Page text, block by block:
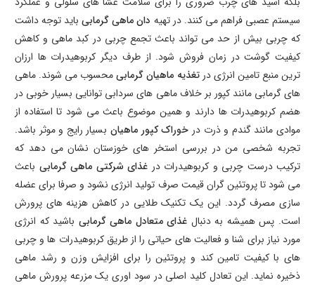
سیستم عصبی فراهم می کنند. در تهیه دان ماهی گرمابیباید توجه داشت
که چربی بیش از حد می تواند باعث تجمع چربی در کبد ماهی و کاهش
کیفیت گوشت در زمان فروش شود. از طرف دیگر کربوهیدرات ها ارزان
ترین منبع تامین انرژی درتغذیه ماهیان گرمابیمحسوب می شوند. ماهی
های گرمابی مانند کپور بر خلاف ماهی های سردابی توانایی بسیار خوبی در
هضم کربوهیدرات ها دارند و همین موضوع باعث می شود تا استفاده از
موادی مانند گندم و ذرت در خوراک کپور ماهیانبسیار رایج و موثر باشد.
تجربه شخصی من در بررسی استخر های خوزستان نشان می دهد که
ترکیب درست چربی و کربوهیدرات در غذای شرکتی ماهی گرمابی باعث
می شود تا پروتئین گران قیمت صرف تولید انرژی نشود و صرفا برای عضله
سازی مصرف گردد. این یک تکنیک طلایی در کاهش هزینه های پرورش
است. پس همیشه به دنبال غذای متعادل ماهی گرمابی باشید که انرژی
مورد نیاز برای شنا و فعالیت های حیاتی را از طریق کربوهیدرات ها و چربی
های با کیفیت تامین کند و پروتئین را برای افزایش وزن و رشد ماهی
ذخیره نماید. این تعادل کلید اصلی در سود اوری یک مزرعه پرورش ماهی